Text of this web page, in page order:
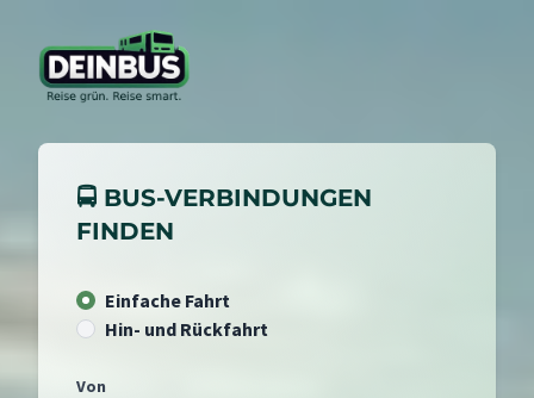
🚍 BUS-VERBINDUNGEN
FINDEN
Einfache Fahrt
Hin- und Rückfahrt
Von